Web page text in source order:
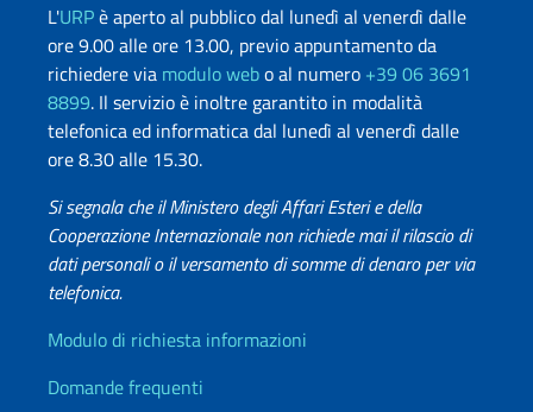
L'URPè aperto al pubblico dal lunedì al venerdì dalle
ore 9.00 alle ore 13.00, previo appuntamento da
richiedere via modulo webo al numero +39 06 3691
8899. Il servizio è inoltre garantito in modalità
telefonica ed informatica dal lunedì al venerdì dalle
ore 8.30 alle 15.30.
Si segnala che il Ministero degli Affari Esteri e della
Cooperazione Internazionale non richiede mai il rilascio di
dati personali o il versamento di somme di denaro per via
telefonica.
Info utili
Modulo di richiesta informazioni
Domande frequenti